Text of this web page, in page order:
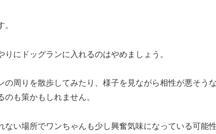
にドッグランに入れるのはやめましょう。
周りを散歩してみたり、様子を見ながら相性が悪そうな
も策かもしれません。
い場所でワンちゃんも少し興奮気味になっている可能性